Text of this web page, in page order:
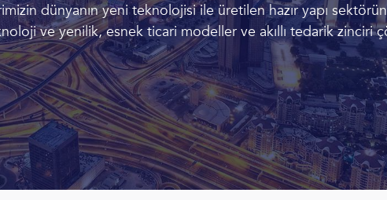
dünyanın yeni teknolojisi ile üretilen hazır yapı
ve yenilik, esnek ticari modeller ve akıllı tedarik zinciri